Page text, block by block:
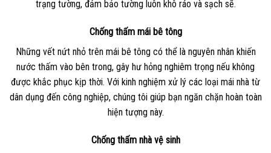
trạng tường, đảm bảo tường luôn khô ráo và sạch sẽ.
Chống thấm mái bê tông
Những vết nứt nhỏ trên mái bê tông có thể là nguyên nhân khiến
nước thấm vào bên trong, gây hư hỏng nghiêm trọng nếu không
được khắc phục kịp thời. Với kinh nghiệm xử lý các loại mái nhà từ
dân dụng đến công nghiệp, chúng tôi giúp bạn ngăn chặn hoàn toàn
hiện tượng này.
Chống thấm nhà vệ sinh